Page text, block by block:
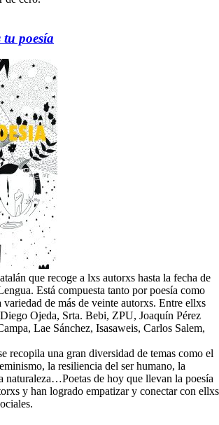
tu poesía
que recoge a lxs autorxs hasta la fecha de
Está compuesta tanto por poesía como
variedad de más de veinte autorxs. Entre ellxs
Ojeda, Srta. Bebi, ZPU, Joaquín Pérez
Lae Sánchez, Isasaweis, Carlos Salem,
recopila una gran diversidad de temas como el
la resiliencia del ser humano, la
naturaleza…Poetas de hoy que llevan la poesía
y han logrado empatizar y conectar con ellxs